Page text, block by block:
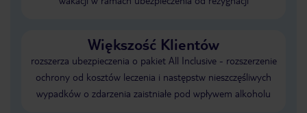
Większość Klientów
rozszerza ubezpieczenia o pakiet All Inclusive - rozszerzenie
ochrony od kosztów leczenia i następstw nieszczęśliwych
wypadków o zdarzenia zaistniałe pod wpływem alkoholu